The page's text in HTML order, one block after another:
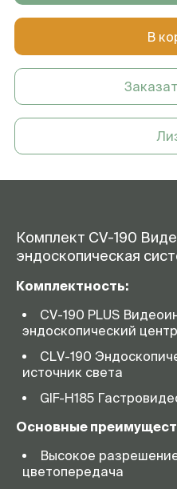
В
Комплект CV-190
эндоскопическая
Комплектность:
CV-190 PLUS
эндоскопический центр
CLV-190
источник света
GIF-H185
Основные
Высокое
цветопередача